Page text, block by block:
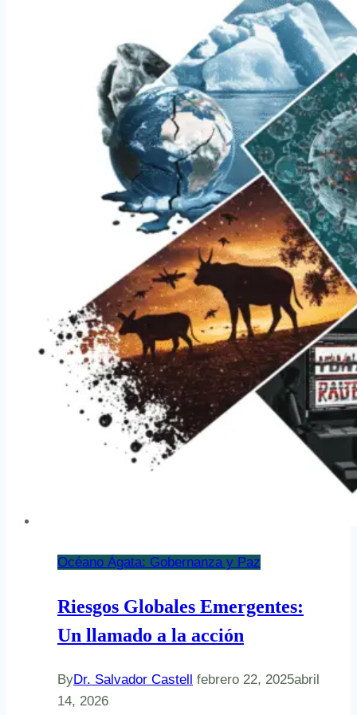
Océano Ágata: Gobernanza y Paz
Riesgos Globales Emergentes:
Un llamado a la acción
ByDr. Salvador Castell febrero 22, 2025abril
14, 2026